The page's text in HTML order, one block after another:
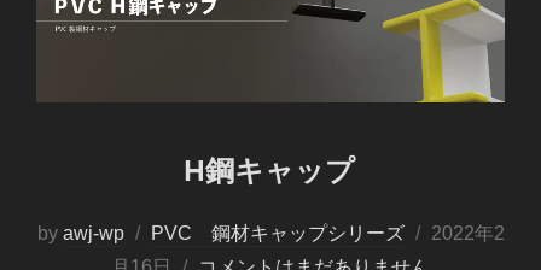
H鋼キャップ
by awj-wp PVC 鋼材キャップシリーズ
2022年2